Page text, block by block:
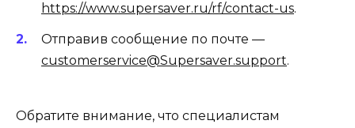
https://www.supersaver.ru/rf/contact-us.
Отправив сообщение по почте —
customerservice@Supersaver.support.
Обратите внимание, что специалистам